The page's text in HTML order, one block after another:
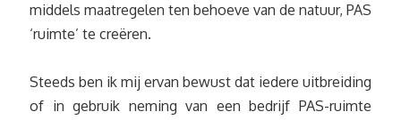
middels maatregelen ten behoeve van de natuur, PAS
‘ruimte’ te creëren.
Steeds ben ik mij ervan bewust dat iedere uitbreiding
of in gebruik neming van een bedrijf PAS-ruimte